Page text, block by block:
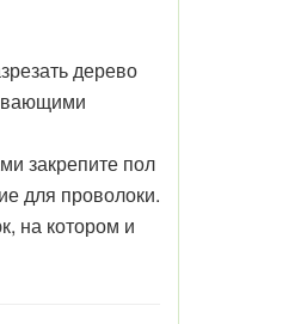
дерево
закрепите пол
для проволоки.
на котором и